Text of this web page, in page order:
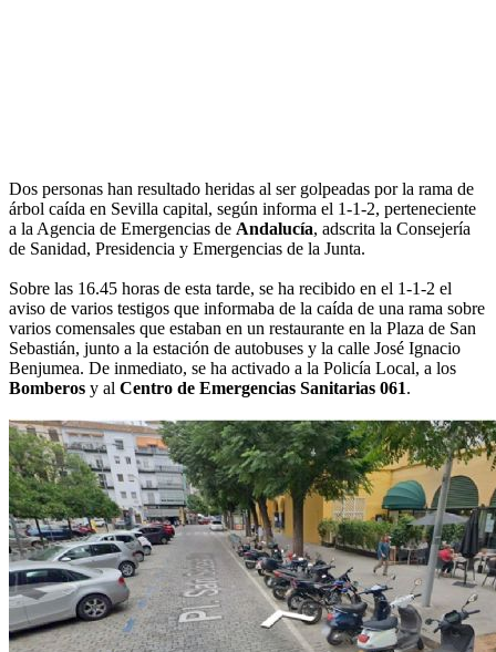
Dos personas han resultado heridas al ser golpeadas por la rama de
árbol caída en Sevilla capital, según informa el 1-1-2, perteneciente
a la Agencia de Emergencias de Andalucía, adscrita la Consejería
de Sanidad, Presidencia y Emergencias de la Junta.
Sobre las 16.45 horas de esta tarde, se ha recibido en el 1-1-2 el
aviso de varios testigos que informaba de la caída de una rama sobre
varios comensales que estaban en un restaurante en la Plaza de San
Sebastián, junto a la estación de autobuses y la calle José Ignacio
Benjumea. De inmediato, se ha activado a la Policía Local, a los
Bomberos y al Centro de Emergencias Sanitarias 061.